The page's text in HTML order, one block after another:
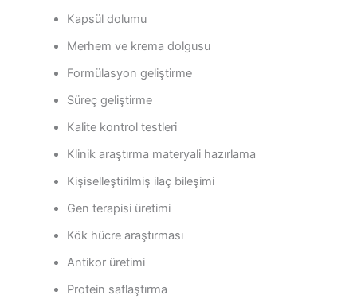
Kapsül dolumu
Merhem ve krema dolgusu
Formülasyon geliştirme
Süreç geliştirme
Kalite kontrol testleri
Klinik araştırma materyali hazırlama
Kişiselleştirilmiş ilaç bileşimi
Gen terapisi üretimi
Kök hücre araştırması
Antikor üretimi
Protein saflaştırma